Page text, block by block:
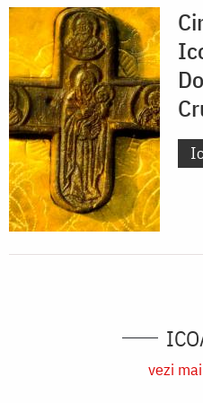
vezi